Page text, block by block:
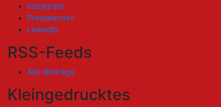
Instagram
Pressearchiv
LinkedIn
RSS-Feeds
Alle Beiträge
Kleingedrucktes